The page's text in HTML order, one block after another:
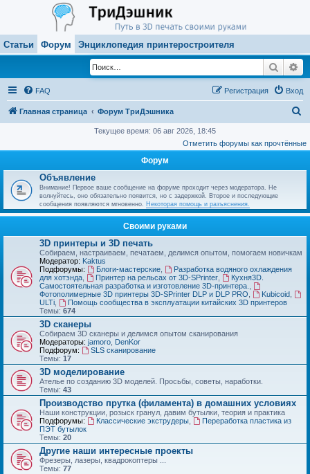
Статьи Форум Энциклопедия принтеростроителя
Поиск
FAQ Вход
Регистрация
Главная страница Форум ТриДэшника
и
Текущее время: 06 авг 2026, 18:45
Отметить форумы как прочтённые
Форум
Объявление
Внимание! Первое ваше сообщение на форуме проходит через модератора. Не
волнуйтесь, оно обязательно появится, но с задержкой. Второе и последующие
сообщения появляются мгновенно. Некоторая помощь и разъяснения.
Своими руками
3D принтеры и 3D печать
Собираем, настраиваем, печатаем, делимся опытом, помогаем новичкам
Модератор: Kaktus
Подфорумы:
Блоги-мастерские,
Разработка водяного охлаждения
для хотэнда
Принтер на рельсах от 3D-SPrinter,
Кухня3D.
Самостоятельная разработка и изготовление 3D-принтера.
Фотополимерные 3D принтеры 3D-SPrinter DLP и DLP PRO
Kubicoid,
ULTi
Помощь сообщества в эксплуатации китайских 3D принтеров
Темы: 674
3D сканеры
Собираем 3D сканеры и делимся опытом сканирования
Модераторы: jamoro DenKor
Подфорум:
SLS сканирование
Темы: 17
3D моделирование
Ателье по созданию 3D моделей. Просьбы, советы, наработки.
Темы: 43
Производство прутка (филамента) в домашних условиях
Наши конструкции, розыск гранул, давим бутылки, теория и практика
Подфорумы:
Классические экструдеры,
Переработка пластика из
ПЭТ бутылок
Темы: 20
Другие наши интересные проекты
Фрезеры, лазеры, квадрокоптеры ...
Темы: 77